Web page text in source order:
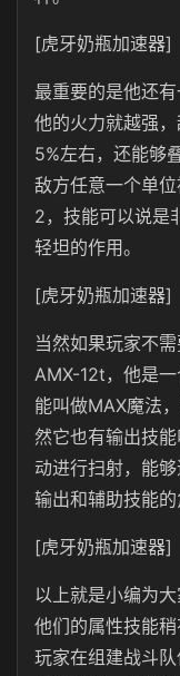
[虎牙奶瓶加速器]
最重要的是他还
他的火力就越强
5%左右，还能够
敌方任意一个单
2，技能可以说是
轻坦的作用。
[虎牙奶瓶加速器]
当然如果玩家不
AMX-12t，他是
能叫做MAX魔法
然它也有输出技
动进行扫射，能
输出和辅助技能的
[虎牙奶瓶加速器]
以上就是小编为
他们的属性技能稍
玩家在组建战斗